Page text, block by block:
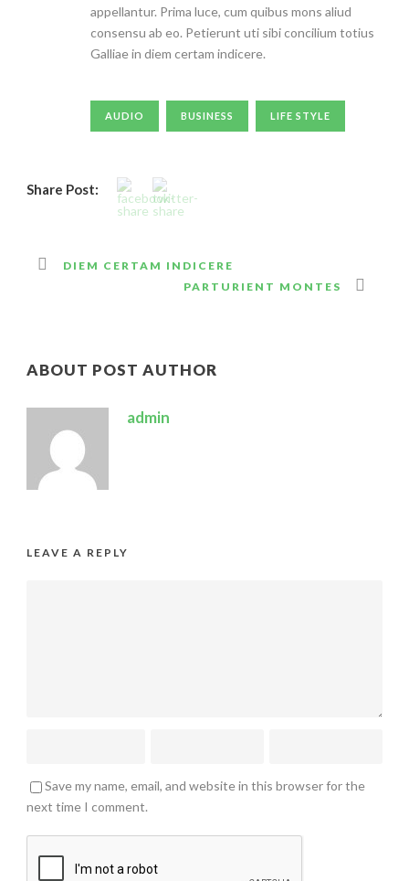
appellantur. Prima luce, cum quibus mons aliud
consensu ab eo. Petierunt uti sibi concilium totius
Galliae in diem certam indicere.
AUDIO BUSINESS LIFE STYLE
Share Post:
DIEM CERTAM INDICERE
PARTURIENT MONTES
ABOUT POST AUTHOR
admin
LEAVE A REPLY
Save my name, email, and website in this browser for the
next time I comment.